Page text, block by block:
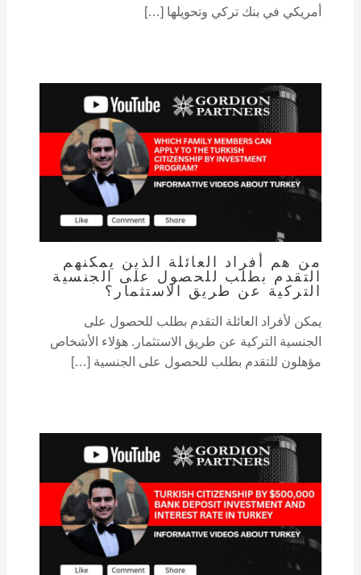
أمريكي في بنك تركي وتحويلها […]
من هم أفراد العائلة الذين يمكنهم
التقدم بطلب للحصول على الجنسية
التركية عن طريق الاستثمار؟
يمكن لأفراد العائلة التقدم بطلب للحصول على
الجنسية التركية عن طريق الاستثمار. هؤلاء الأشخاص
مؤهلون للتقدم بطلب للحصول على الجنسية […]